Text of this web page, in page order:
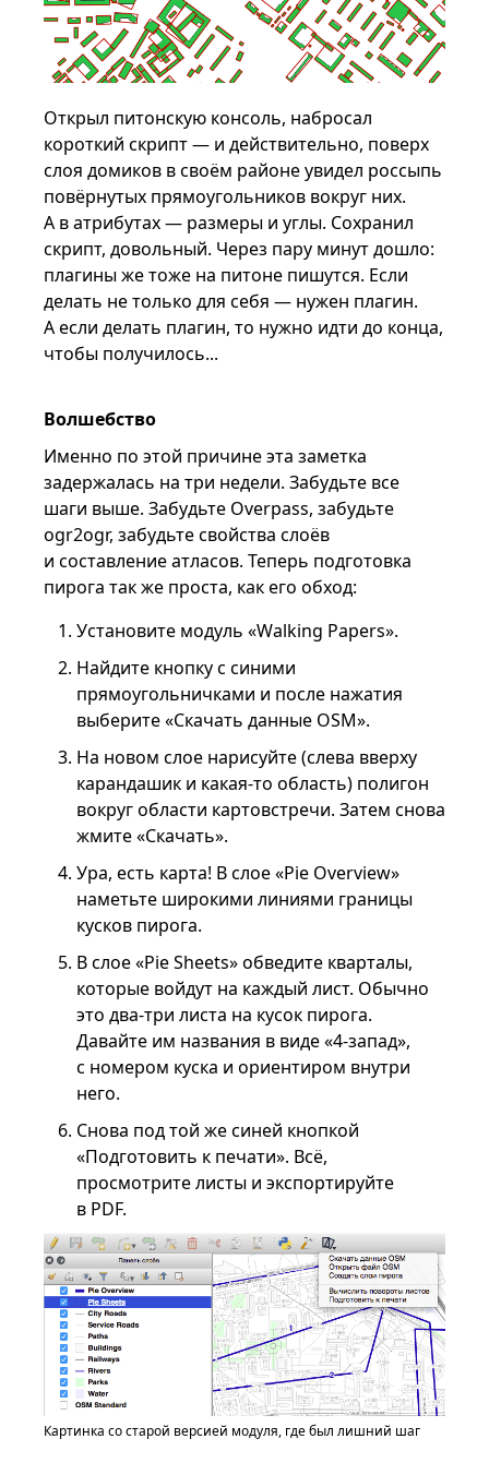
Открыл питонскую консоль, набросал
короткий скрипт — и действительно, поверх
слоя домиков в своём районе увидел россыпь
повёрнутых прямоугольников вокруг них.
А в атрибутах — размеры и углы. Сохранил
скрипт, довольный. Через пару минут дошло:
плагины же тоже на питоне пишутся. Если
делать не только для себя — нужен плагин.
А если делать плагин, то нужно идти до конца,
чтобы получилось...
Волшебство
Именно по этой причине эта заметка
задержалась на три недели. Забудьте все
шаги выше. Забудьте Overpass, забудьте
ogr2ogr, забудьте свойства слоёв
и составление атласов. Теперь подготовка
пирога так же проста, как его обход:
Установите модуль «Walking Papers».
Найдите кнопку с синими
прямоугольничками и после нажатия
выберите «Скачать данные OSM».
На новом слое нарисуйте (слева вверху
карандашик и какая-то область) полигон
вокруг области картовстречи. Затем снова
жмите «Скачать».
Ура, есть карта! В слое «Pie Overview»
наметьте широкими линиями границы
кусков пирога.
В слое «Pie Sheets» обведите кварталы,
которые войдут на каждый лист. Обычно
это два-три листа на кусок пирога.
Давайте им названия в виде «4-запад»,
с номером куска и ориентиром внутри
него.
Снова под той же синей кнопкой
«Подготовить к печати». Всё,
просмотрите листы и экспортируйте
в PDF.
Картинка со старой версией модуля, где был лишний шаг